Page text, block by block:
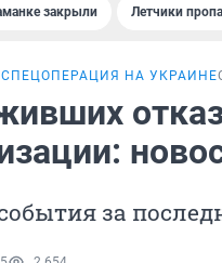
закрыли Летчики
СПЕЦОПЕРАЦИЯ НА УКРАИНЕ
за